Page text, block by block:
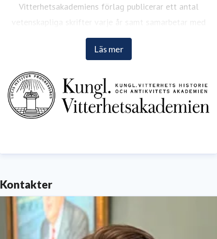
Vitterhetsakademiens förlag publicerar ett antal
vetenskapliga skrifter varje år samt samarbetar med
andra förlag. Läs mer påwww.vitterhetsakademien.se
Läs mer
Kontakter